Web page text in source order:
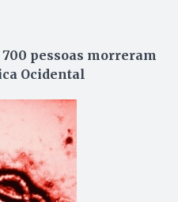
pessoas morreram
Ocidental